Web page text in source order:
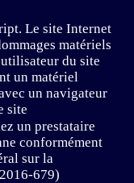
Le site Internet
matériels
du site
un matériel
un navigateur
site
un prestataire
conformément
sur la
679)